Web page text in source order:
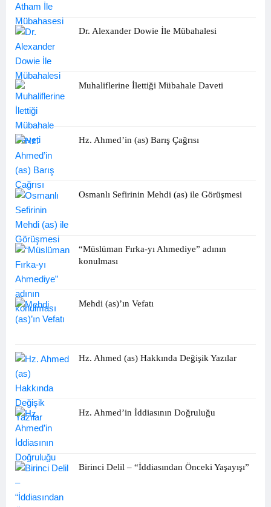
Dr. Alexander Dowie İle Mübahalesi
Muhaliflerine İlettiği Mübahale Daveti
Hz. Ahmed’in (as) Barış Çağrısı
Osmanlı Sefirinin Mehdi (as) ile Görüşmesi
“Müslüman Fırka-yı Ahmediye” adının
konulması
Mehdi (as)’ın Vefatı
Hz. Ahmed (as) Hakkında Değişik Yazılar
Hz. Ahmed’in İddiasının Doğruluğu
Birinci Delil – “İddiasından Önceki Yaşayışı”